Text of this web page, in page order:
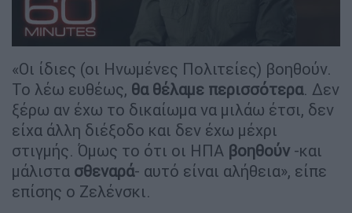
«Οι ίδιες (οι Ηνωμένες Πολιτείες) βοηθούν.
Το λέω ευθέως, θα θέλαμε περισσότερα. Δεν
ξέρω αν έχω το δικαίωμα να μιλάω έτσι, δεν
είχα άλλη διέξοδο και δεν έχω μέχρι
στιγμής. Όμως το ότι οι ΗΠΑ βοηθούν -και
μάλιστα σθεναρά- αυτό είναι αλήθεια», είπε
επίσης ο Ζελένσκι.